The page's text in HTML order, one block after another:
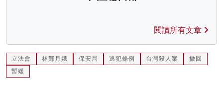
閱讀所有文章
立法會 林鄭月娥 保安局 逃犯條例 台灣殺人案
撤回
暫緩